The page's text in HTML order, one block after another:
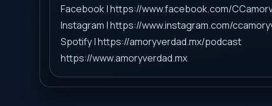
Facebook | https://www.facebook.com/
Instagram | https://www.instagram.com/
Spotify | https://amoryverdad.mx/podcast
https://www.amoryverdad.mx